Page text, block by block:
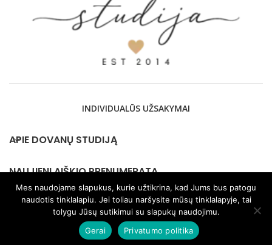
INDIVIDUALŪS UŽSAKYMAI
APIE DOVANŲ STUDIJĄ
NAUJIENLAIŠKIO PRENUMERATA
KONTAKTAI
2026 © visos teisės saugomos Dovanustudija.lt |
Mes naudojame slapukus, kurie užtikrina, kad Jums bus patogu
naudotis tinklalapiu. Jei toliau naršysite mūsų tinklalapyje, tai
tolygu Jūsų sutikimui su slapukų naudojimu.
Gerai
Privatumo politika